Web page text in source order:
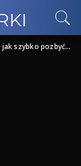
pozbyć się szkody?